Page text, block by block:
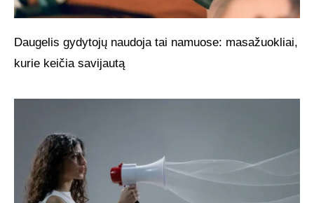
Daugelis gydytojų naudoja tai namuose: masažuokliai,
kurie keičia savijautą